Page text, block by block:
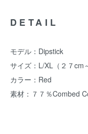
DETAIL
モデル：Dipstick
サイズ：L/XL（２７cm
カラー：Red
素材：７７％Combed